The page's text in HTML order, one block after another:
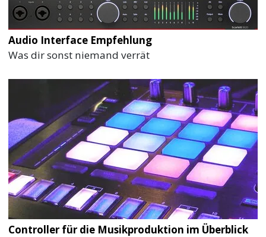
Audio Interface Empfehlung
Was dir sonst niemand verrät
Controller für die Musikproduktion im Überblick